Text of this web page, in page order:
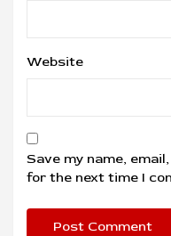
Website
Save my name,
for the next time I